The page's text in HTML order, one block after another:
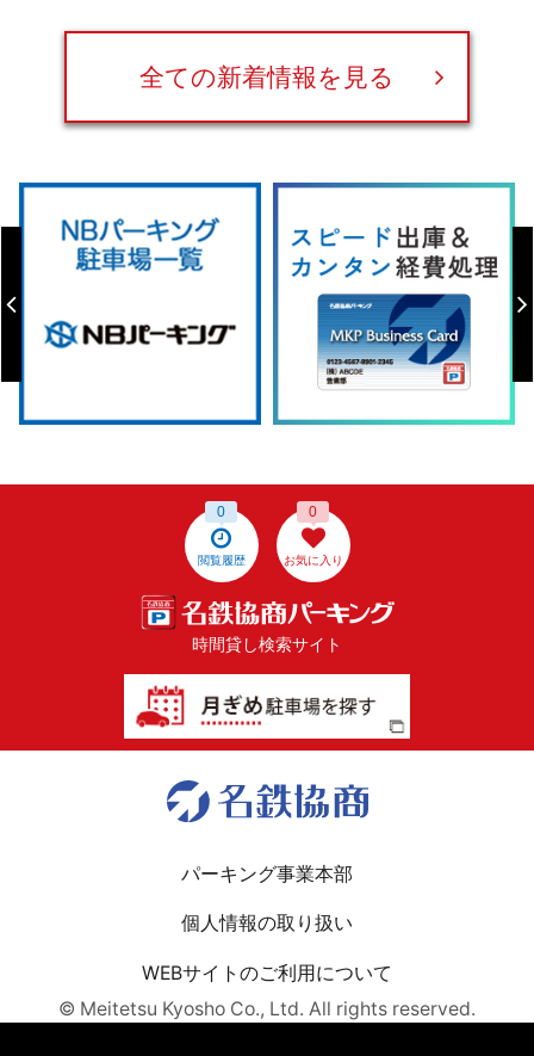
全ての新着情報を見る
閲覧履歴
0
お気に入り
0
時間貸し検索サイト
パーキング事業本部
個人情報の取り扱い
WEBサイトのご利用について
© Meitetsu Kyosho Co., Ltd. All rights reserved.